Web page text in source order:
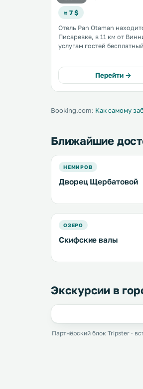
≈ 7 $
Отель Pan Otaman
Писаревке, в 11 км от
услугам гостей
номера оснащены
кондиционером и
плоским экраном и
Перейти →
Booking.com: Как самому
Ближайшие
НЕМИРОВ
Дворец Щербатовой
ОЗЕРО
Скифские валы
Экскурсии в
Партнёрский блок Tripster ·